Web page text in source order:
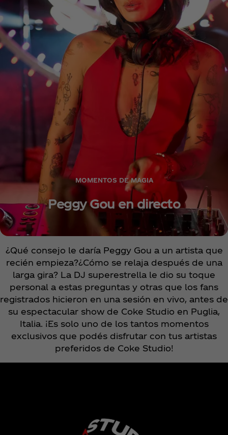
MOMENTOS DE MAGIA
Peggy Gou en directo
¿Qué consejo le daría Peggy Gou a un artista que
recién empieza?¿Cómo se relaja después de una
larga gira? La DJ superestrella le dio su toque
personal a estas preguntas y otras que los fans
registrados hicieron en una sesión en vivo, antes de
su espectacular show de Coke Studio en Puglia,
Italia. ¡Es solo uno de los tantos momentos
exclusivos que podés disfrutar con tus artistas
preferidos de Coke Studio!